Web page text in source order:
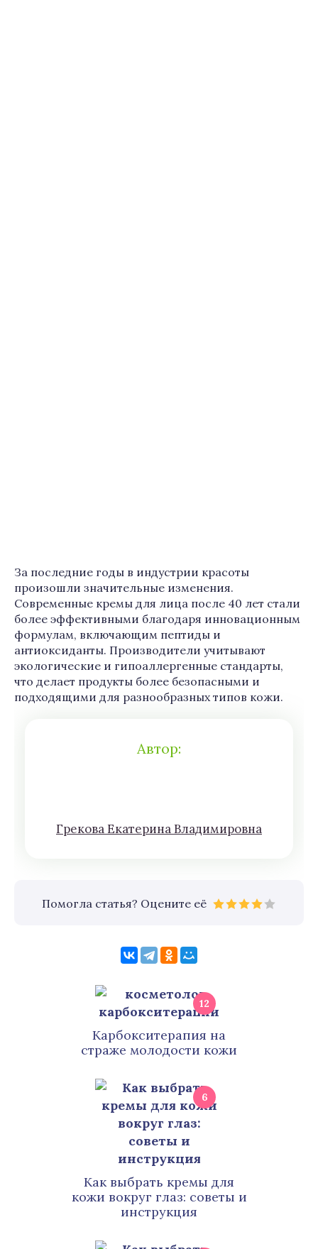
За последние годы в индустрии красоты
произошли значительные изменения.
Современные кремы для лица после 40 лет стали
более эффективными благодаря инновационным
формулам, включающим пептиды и
антиоксиданты. Производители учитывают
экологические и гипоаллергенные стандарты,
что делает продукты более безопасными и
подходящими для разнообразных типов кожи.
Автор:
Грeкoва Eкатeринa Влaдимирoвна
Помогла статья? Оцените её
12
Карбокситерапия на
страже молодости кожи
6
Как выбрать кремы для
кожи вокруг глаз: советы и
инструкция